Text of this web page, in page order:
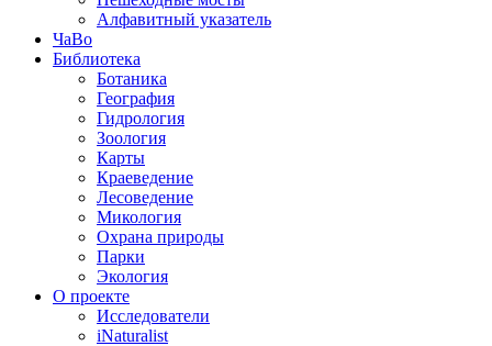
Алфавитный указатель
ЧаВо
Библиотека
Ботаника
География
Гидрология
Зоология
Карты
Краеведение
Лесоведение
Микология
Охрана природы
Парки
Экология
О проекте
Исследователи
iNaturalist